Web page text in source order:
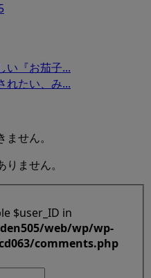
い『お茄子...
れたい、み...
せん。
ません。
$user_ID in
web/wp/wp-
comments.php